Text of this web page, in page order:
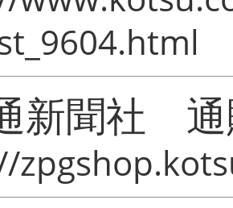
新聞社